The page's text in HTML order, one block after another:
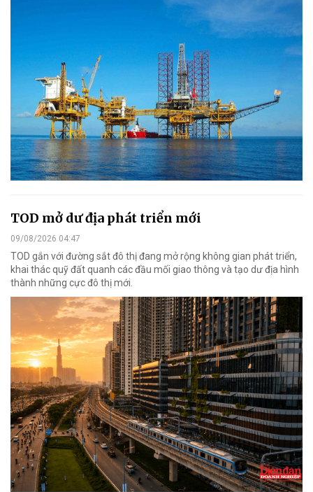
TOD mở dư địa phát triển mới
09/08/2026 04:47
TOD gắn với đường sắt đô thị đang mở rộng không gian phát triển,
khai thác quỹ đất quanh các đầu mối giao thông và tạo dư địa hình
thành những cực đô thị mới.